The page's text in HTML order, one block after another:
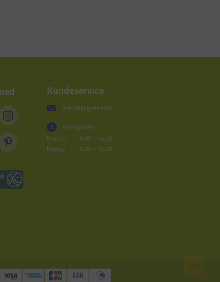
Kundeservice
grafical@grafical.dk
Åbningstider:
Man-tor:
8.00 - 16.00
Fredag:
8.00 - 15.30